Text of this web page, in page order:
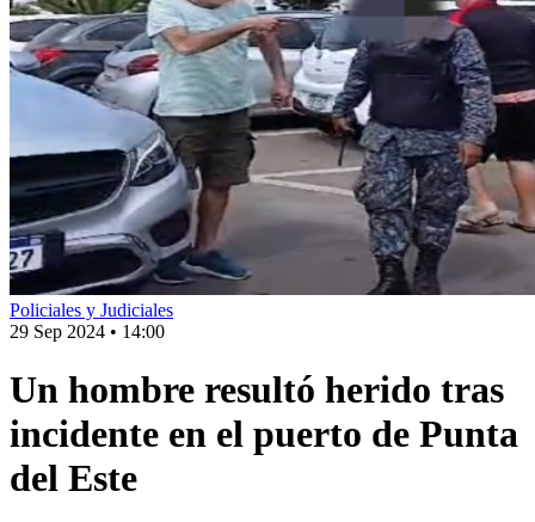
Policiales y Judiciales
29 Sep 2024 • 14:00
Un hombre resultó herido tras
incidente en el puerto de Punta
del Este